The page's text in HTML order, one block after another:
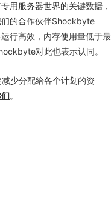
用服务器世界的关键数据，
的合作伙伴Shockbyte
行高效，内存使用量低于最
对此也表示认同。
少分配给各个计划的资
。